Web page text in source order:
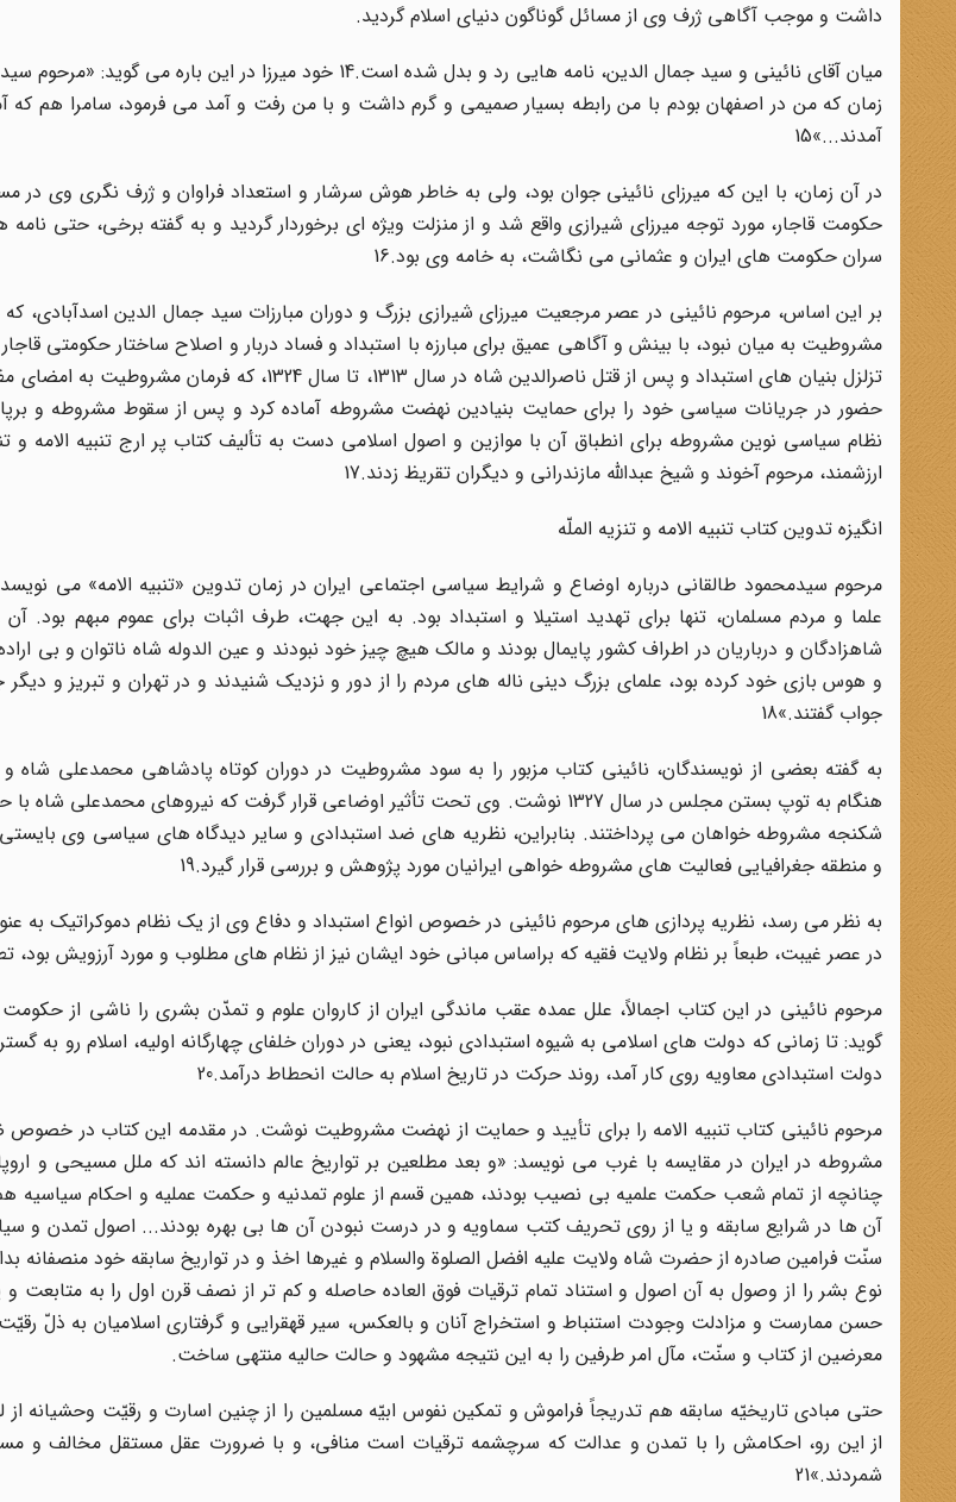
داشت و موجب آگاهى ژرف وى از مسائل گوناگون دنیاى اسلام گردید.
میان آقاى نائینى و سید جمال الدین، نامه هایى رد و بدل شده است.14 خود میرزا در
زمان که من در اصفهان بودم با من رابطه بسیار صمیمى و گرم داشت و با من رفت و آمد مى فرمود، سامرا هم
آمدند...»15
در آن زمان، با این که میرزاى نائینى جوان بود، ولى به خاطر هوش سرشار و استعداد فراوان و ژرف نگرى وى در
حکومت قاجار، مورد توجه میرزاى شیرازى واقع شد و از منزلت ویژه اى برخوردار گردید و به گفته برخى، حتى نامه
سران حکومت هاى ایران و عثمانى مى نگاشت، به خامه وى بود.16
بر این اساس، مرحوم نائینى در عصر مرجعیت میرزاى شیرازى بزرگ و دوران مبارزات سید جمال الدین اسدآبادى،
مشروطیت به میان نبود، با بینش و آگاهى عمیق براى مبارزه با استبداد و فساد دربار و اصلاح ساختار حکومتى
تزلزل بنیان هاى استبداد و پس از قتل ناصرالدین شاه در سال 1313، تا سال
حضور در جریانات سیاسى خود را براى حمایت بنیادین نهضت مشروطه آماده کرد و پس از سقوط مشروطه و
نظام سیاسى نوین مشروطه براى انطباق آن با موازین و اصول اسلامى دست به تألیف کتاب پر ارج تنبیه الامه و
ارزشمند، مرحوم آخوند و شیخ عبداللّه مازندرانى و دیگران تقریظ زدند.17
انگیزه تدوین کتاب تنبیه الامه و تنزیه الملّه
مرحوم سیدمحمود طالقانى درباره اوضاع و شرایط سیاسى اجتماعى ایران در زمان تدوین «تنبیه الامه» مى
علما و مردم مسلمان، تنها براى تهدید استیلا و استبداد بود. به این جهت، طرف اثبات براى عموم مبهم بود.
شاهزادگان و درباریان در اطراف کشور پایمال بودند و مالک هیچ چیز خود نبودند و عین الدوله شاه ناتوان و بى
و هوس بازى خود کرده بود، علماى بزرگ دینى ناله هاى مردم را از دور و نزدیک شنیدند و در تهران و تبریز و دیگر
جواب گفتند.»18
به گفته بعضى از نویسندگان، نائینى کتاب مزبور را به سود مشروطیت در دوران کوتاه پادشاهى محمدعلى شاه و
هنگام به توپ بستن مجلس در سال 1327 نوشت. وى تحت تأثیر اوضاعى قرار گرفت که نیروهاى
شکنجه مشروطه خواهان مى پرداختند. بنابراین، نظریه هاى ضد استبدادى و سایر دیدگاه هاى سیاسى وى
و منطقه جغرافیایى فعالیت هاى مشروطه خواهى ایرانیان مورد پژوهش و بررسى قرار گیرد.19
به نظر مى رسد، نظریه پردازى هاى مرحوم نائینى در خصوص انواع استبداد و دفاع وى از یک نظام دموکراتیک به
در عصر غیبت، طبعاً بر نظام ولایت فقیه که براساس مبانى خود ایشان نیز از نظام هاى مطلوب و مورد آرزویش
مرحوم نائینى در این کتاب اجمالاً، علل عمده عقب ماندگى ایران از کاروان علوم و تمدّن بشرى را ناشى از
گوید: تا زمانى که دولت هاى اسلامى به شیوه استبدادى نبود، یعنى در دوران خلفاى چهارگانه اولیه، اسلام رو به
دولت استبدادى معاویه روى کار آمد، روند حرکت در تاریخ اسلام به حالت انحطاط درآمد.20
مرحوم نائینى کتاب تنبیه الامه را براى تأیید و حمایت از نهضت مشروطیت نوشت. در مقدمه این کتاب در
مشروطه در ایران در مقایسه با غرب مى نویسد: «و بعد مطلعین بر تواریخ عالم دانسته اند که ملل مسیحى و
چنانچه از تمام شعب حکمت علمیه بى نصیب بودند، همین قسم از علوم تمدنیه و حکمت عملیه و احکام سیاسیه
آن ها در شرایع سابقه و یا از روى تحریف کتب سماویه و در درست نبودن آن ها بى بهره بودند... اصول تمدن و
سنّت فرامین صادره از حضرت شاه ولایت علیه افضل الصلوة والسلام و غیرها اخذ و در تواریخ سابقه خود منصفانه
نوع بشر را از وصول به آن اصول و استناد تمام ترقیات فوق العاده حاصله و کم تر از نصف قرن اول را به متابعت و
حسن ممارست و مزادلت وجودت استنباط و استخراج آنان و بالعکس، سیر قهقرایى و گرفتارى اسلامیان به ذلّ
معرضین از کتاب و سنّت، مآل امر طرفین را به این نتیجه مشهود و حالت حالیه منتهى ساخت.
حتى مبادى تاریخیّه سابقه هم تدریجاً فراموش و تمکین نفوس ابیّه مسلمین را از چنین اسارت و رقیّت وحشیانه از
از این رو، احکامش را با تمدن و عدالت که سرچشمه ترقیات است منافى، و با ضرورت عقل مستقل مخالف و
شمردند.»21